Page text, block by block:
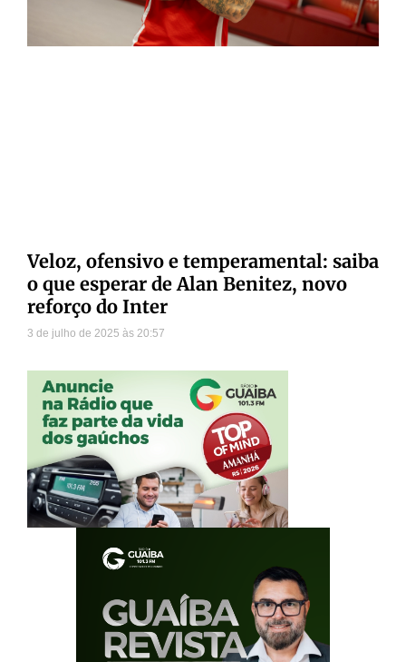
Veloz, ofensivo e temperamental: saiba
o que esperar de Alan Benitez, novo
reforço do Inter
3 de julho de 2025 20:57